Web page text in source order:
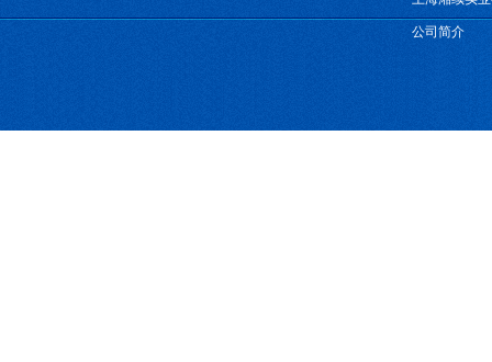
公司简介